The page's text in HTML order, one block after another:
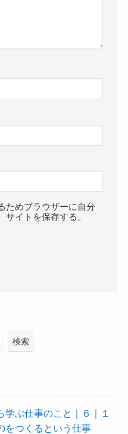
ためブラウザーに自分
サイトを保存する。
検索
ぶ仕事のこと｜６｜１
をつくるという仕事